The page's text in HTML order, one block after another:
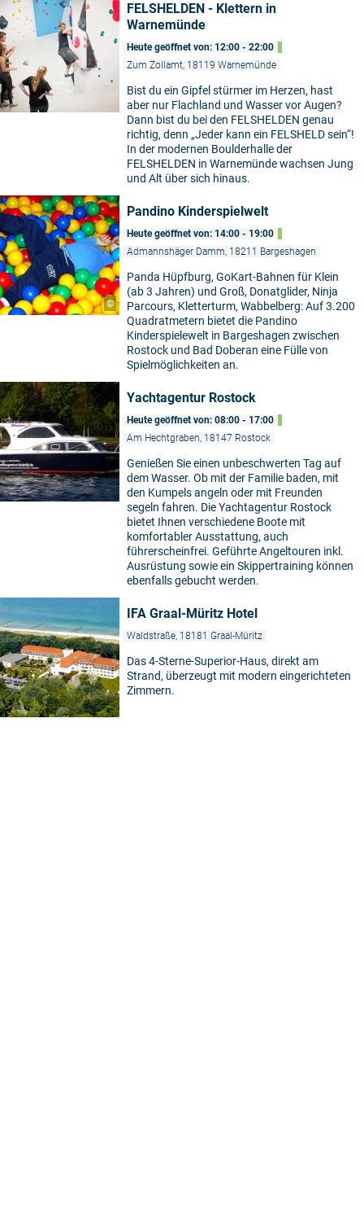
FELSHELDEN - Klettern in
Warnemünde
Heute geöffnet von: 12:00 - 22:00
Zum Zollamt, 18119 Warnemünde
Bist du ein Gipfel stürmer im Herzen, hast
aber nur Flachland und Wasser vor Augen?
Dann bist du bei den FELSHELDEN genau
richtig, denn „Jeder kann ein FELSHELD sein“!
In der modernen Boulderhalle der
FELSHELDEN in Warnemünde wachsen Jung
und Alt über sich hinaus.
©
Pandino Kinderspielwelt
Heute geöffnet von: 14:00 - 19:00
Admannshäger Damm, 18211 Bargeshagen
Panda Hüpfburg, GoKart-Bahnen für Klein
(ab 3 Jahren) und Groß, Donatglider, Ninja
Parcours, Kletterturm, Wabbelberg: Auf 3.200
Quadratmetern bietet die Pandino
Kinderspielewelt in Bargeshagen zwischen
Rostock und Bad Doberan eine Fülle von
Spielmöglichkeiten an.
Yachtagentur Rostock
Heute geöffnet von: 08:00 - 17:00
Am Hechtgraben, 18147 Rostock
Genießen Sie einen unbeschwerten Tag auf
dem Wasser. Ob mit der Familie baden, mit
den Kumpels angeln oder mit Freunden
segeln fahren. Die Yachtagentur Rostock
bietet Ihnen verschiedene Boote mit
komfortabler Ausstattung, auch
führerscheinfrei. Geführte Angeltouren inkl.
Ausrüstung sowie ein Skippertraining können
ebenfalls gebucht werden.
IFA Graal-Müritz Hotel
Waldstraße, 18181 Graal-Müritz
Das 4-Sterne-Superior-Haus, direkt am
Strand, überzeugt mit modern eingerichteten
Zimmern.